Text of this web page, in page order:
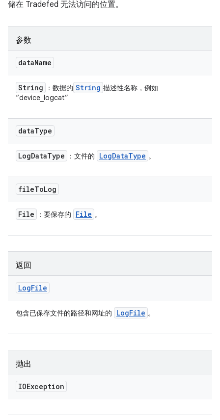
储在 Tradefed 无法访问的位置。
参数
dataName
String ：数据的 String 描述性名称，例如
“device_logcat”
dataType
LogDataType ：文件的 LogDataType 。
fileToLog
File ：要保存的 File 。
返回
LogFile
包含已保存文件的路径和网址的 LogFile 。
抛出
IOException